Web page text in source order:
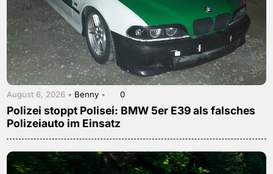
August 6, 2026 • Benny • 0
Polizei stoppt Polisei: BMW 5er E39 als falsches
Polizeiauto im Einsatz